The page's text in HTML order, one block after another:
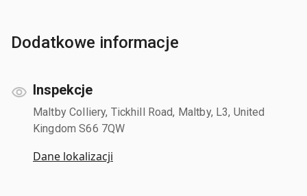
Dodatkowe informacje
Inspekcje
Maltby Colliery, Tickhill Road, Maltby, L3, United
Kingdom S66 7QW
Dane lokalizacji